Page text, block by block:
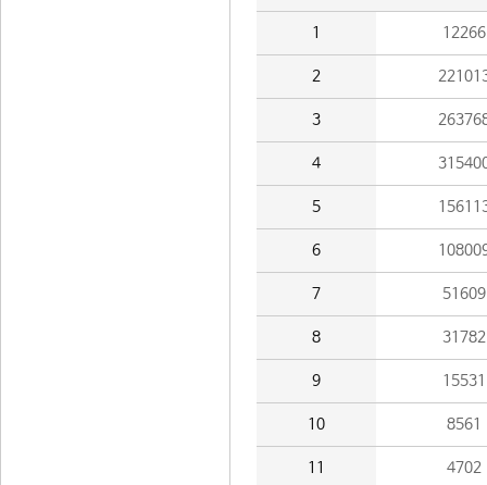
1 12266
2
3
4
5
6
7 51609
8 31782
9 15531
10 8561
11 4702